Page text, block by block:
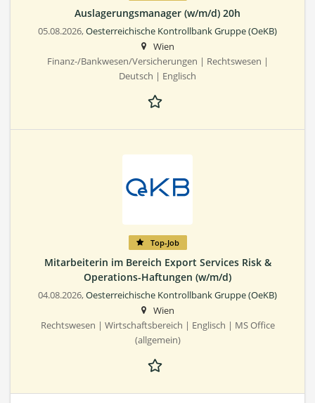
Auslagerungsmanager (w/m/d) 20h
05.08.2026,Oesterreichische Kontrollbank Gruppe (OeKB)
Wien
Finanz-/Bankwesen/Versicherungen | Rechtswesen |
Deutsch | Englisch
Top-Job
Mitarbeiterin im Bereich Export Services Risk &
Operations-Haftungen (w/m/d)
04.08.2026,Oesterreichische Kontrollbank Gruppe (OeKB)
Wien
Rechtswesen | Wirtschaftsbereich | Englisch | MS Office
(allgemein)